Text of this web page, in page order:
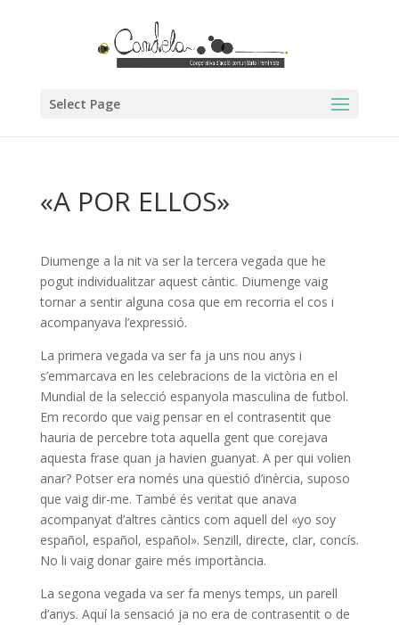
Select Page
«A POR ELLOS»
Diumenge a la nit va ser la tercera vegada que he
pogut individualitzar aquest càntic. Diumenge vaig
tornar a sentir alguna cosa que em recorria el cos i
acompanyava l’expressió.
La primera vegada va ser fa ja uns nou anys i
s’emmarcava en les celebracions de la victòria en el
Mundial de la selecció espanyola masculina de futbol.
Em recordo que vaig pensar en el contrasentit que
hauria de percebre tota aquella gent que corejava
aquesta frase quan ja havien guanyat. A per qui volien
anar? Potser era només una qüestió d’inèrcia, suposo
que vaig dir-me. També és veritat que anava
acompanyat d’altres càntics com aquell del «yo soy
español, español, español». Senzill, directe, clar, concís.
No li vaig donar gaire més importància.
La segona vegada va ser fa menys temps, un parell
d’anys. Aquí la sensació ja no era de contrasentit o de